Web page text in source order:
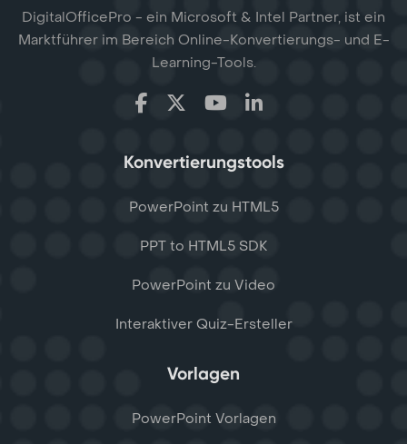
DigitalOfficePro - ein Microsoft & Intel Partner, ist ein
Marktführer im Bereich Online-Konvertierungs- und E-
Learning-Tools.
Konvertierungstools
PowerPoint zu HTML5
PPT to HTML5 SDK
PowerPoint zu Video
Interaktiver Quiz-Ersteller
Vorlagen
PowerPoint Vorlagen